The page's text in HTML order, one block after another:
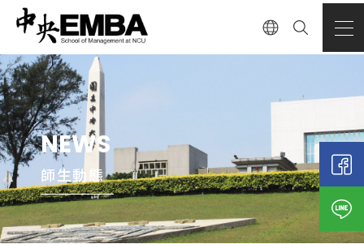
NEWS
師生動態